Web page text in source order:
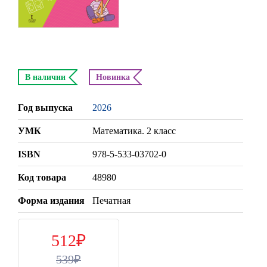
В наличии Новинка
Год выпуска 2026
УМК Математика. 2 класс
ISBN 978-5-533-03702-0
Код товара 48980
Форма издания Печатная
512
539